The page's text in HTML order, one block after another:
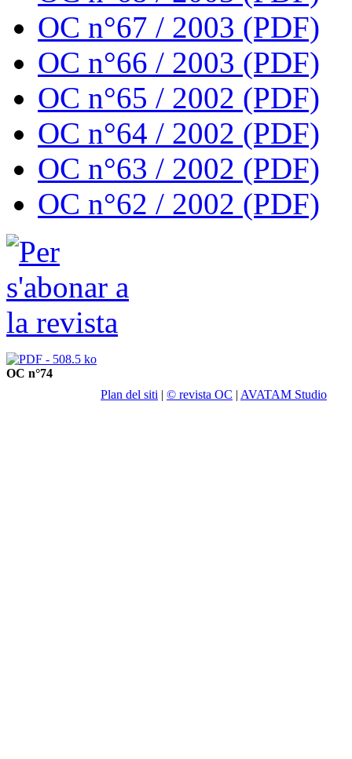
OC n°67 / 2003 (PDF)
OC n°66 / 2003 (PDF)
OC n°65 / 2002 (PDF)
OC n°64 / 2002 (PDF)
OC n°63 / 2002 (PDF)
OC n°62 / 2002 (PDF)
OC n°74
Plan del siti | © revista OC | AVATAM Studio